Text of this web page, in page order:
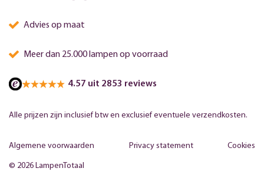
Advies op maat
Meer dan 25.000 lampen op voorraad
4.57 uit 2853 reviews
Alle prijzen zijn inclusief btw en exclusief eventuele verzendkosten.
© 2026 LampenTotaal
Algemene voorwaarden Privacy statement Cookies